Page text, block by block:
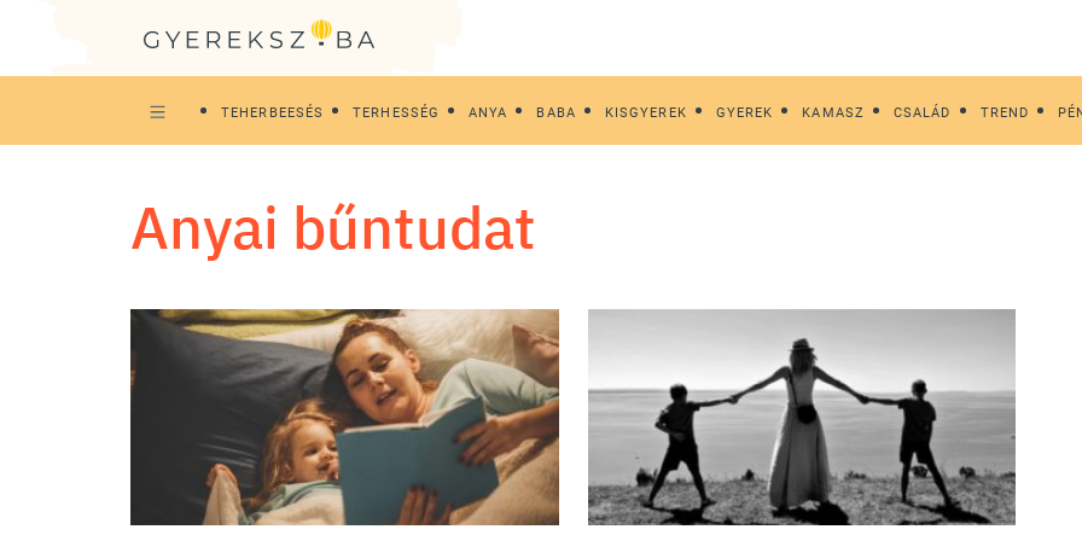
TEHERBEESÉS TERHESSÉG ANYA BABA KISGYEREK GYEREK KAMASZ CSALÁD TREND
anyai bűntudat